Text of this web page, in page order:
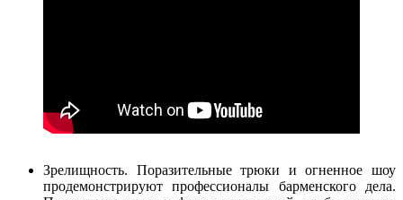
Зрелищность. Поразительные трюки и огненное шоу
продемонстрируют профессионалы барменского дела.